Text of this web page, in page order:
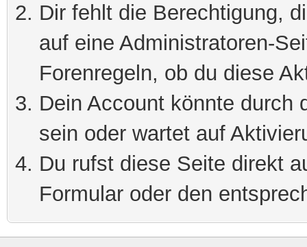
Dir fehlt die Berechtigung,
auf eine Administratoren-
Forenregeln, ob du diese
Dein Account könnte durch
sein oder wartet auf
Du rufst diese Seite direkt
Formular oder den